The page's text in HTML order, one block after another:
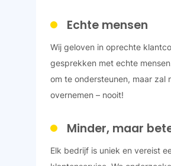
Echte mensen
Wij geloven in oprechte
gesprekken met echte
om te ondersteunen, maar zal
overnemen – nooit!
Minder, maar
Elk bedrijf is uniek en vereist